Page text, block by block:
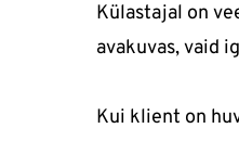
Külastajal on
avakuvas, vaid
Kui klient on